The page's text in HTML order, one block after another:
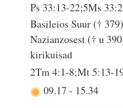
Ps 33:13-22;5Ms
Basileios Suur (†
Nazianzosest († u
kirikuisad
2Tm 4:1-8;Mt 5:13-
09.17- 15.34